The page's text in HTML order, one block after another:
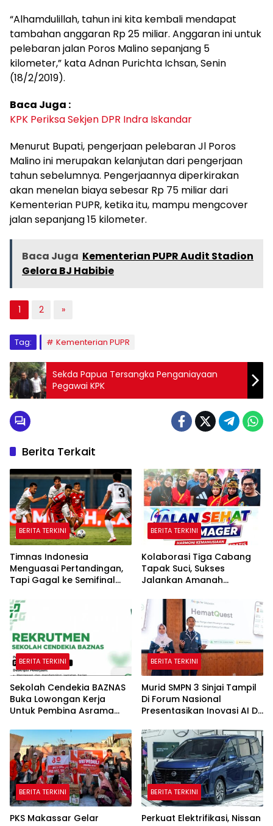
“Alhamdulillah, tahun ini kita kembali mendapat
tambahan anggaran Rp 25 miliar. Anggaran ini untuk
pelebaran jalan Poros Malino sepanjang 5
kilometer,” kata Adnan Purichta Ichsan, Senin
(18/2/2019).
Baca Juga :
KPK Periksa Sekjen DPR Indra Iskandar
Menurut Bupati, pengerjaan pelebaran Jl Poros
Malino ini merupakan kelanjutan dari pengerjaan
tahun sebelumnya. Pengerjaannya diperkirakan
akan menelan biaya sebesar Rp 75 miliar dari
Kementerian PUPR, ketika itu, mampu mengcover
jalan sepanjang 15 kilometer.
Baca Juga Kementerian PUPR Audit Stadion
Gelora BJ Habibie
1 2 »
Tag: Kementerian PUPR
Sekda Papua Tersangka Penganiayaan
Pegawai KPK
Berita Terkait
BERITA TERKINI
Timnas Indonesia
Menguasai Pertandingan,
Tapi Gagal ke Semifinal
BERITA TERKINI
Kolaborasi Tiga Cabang
Tapak Suci, Sukses
Jalankan Amanah
Gubernur Sulawesi Selatan
BERITA TERKINI
Sekolah Cendekia BAZNAS
Buka Lowongan Kerja
Untuk Pembina Asrama
BERITA TERKINI
Murid SMPN 3 Sinjai Tampil
Di Forum Nasional
Presentasikan Inovasi AI Di
BERITA TERKINI
PKS Makassar Gelar
BERITA TERKINI
Perkuat Elektrifikasi, Nissan